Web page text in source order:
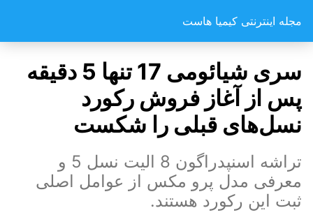
مجله اینترنتی کیمیا هاست
سری شیائومی 17 تنها 5 دقیقه
پس از آغاز فروش رکورد
نسل‌های قبلی را شکست
تراشه اسنپدراگون 8 الیت نسل 5 و
معرفی مدل پرو مکس از عوامل اصلی
ثبت این رکورد هستند.